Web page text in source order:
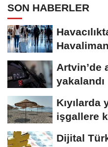
SON HABERLER
Artvin’de
yakalandı
Kıyılarda
işgallere
Dijital